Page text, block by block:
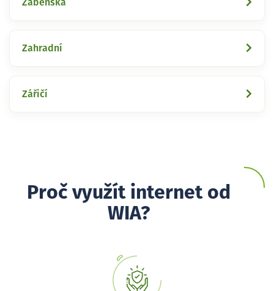
Žabeňská
Zahradní
Zářičí
Proč využít internet od
WIA?